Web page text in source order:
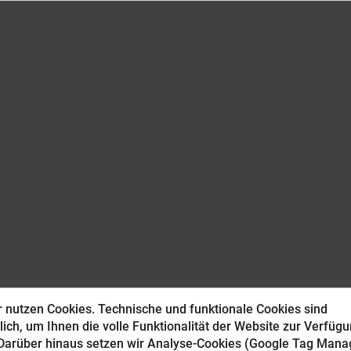
nutzen Cookies. Technische und funktionale Cookies sind
um Ihnen die volle Funktionalität der Website zur
hinaus setzen wir Analyse-Cookies (Google Tag